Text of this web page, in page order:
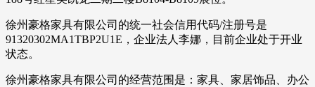
徐州豪格家具有限公司的统一社会信用代码/注册号是
91320302MA1TBP2U1E，企业法人李娜，目前企业处于开业
状态。
徐州豪格家具有限公司的经营范围是：家具、家居饰品、办公